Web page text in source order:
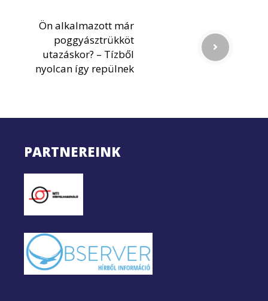
Ön alkalmazott már
poggyásztrükköt
utazáskor? – Tízből
nyolcan így repülnek
PARTNEREINK